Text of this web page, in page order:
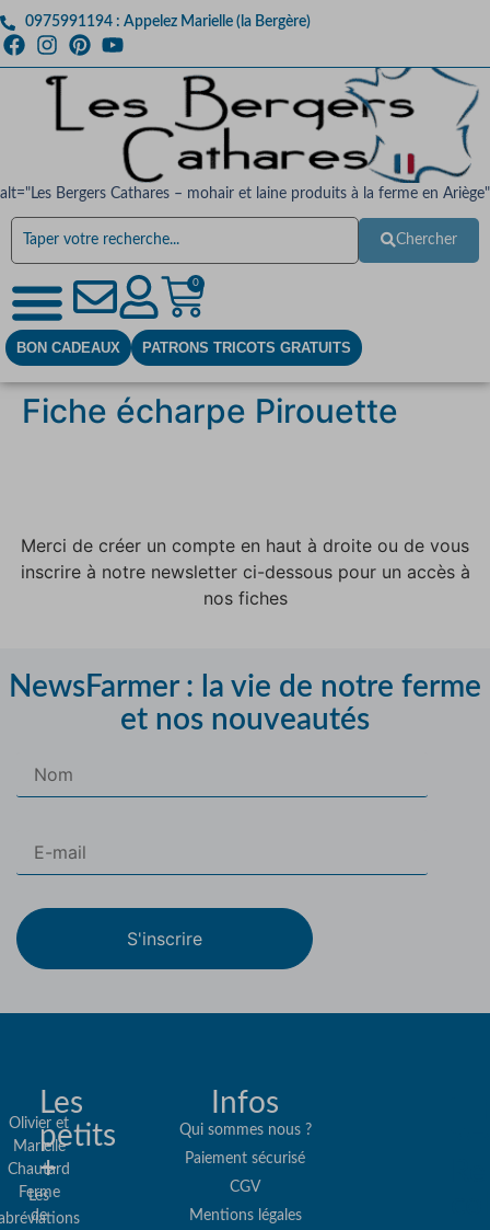
0975991194 : Appelez Marielle (la Bergère)
alt="Les Bergers Cathares – mohair et laine produits à la ferme en Ariège"
Chercher
0
BON CADEAUX PATRONS TRICOTS GRATUITS
Fiche écharpe Pirouette
Merci de créer un compte en haut à droite ou de vous
inscrire à notre newsletter ci-dessous pour un accès à
nos fiches
NewsFarmer : la vie de notre ferme
et nos nouveautés
S'inscrire
Olivier et
Marielle
Chautard
Ferme
de
Les
petits
+
Les
Infos
Qui sommes nous ?
Paiement sécurisé
CGV
Mentions légales